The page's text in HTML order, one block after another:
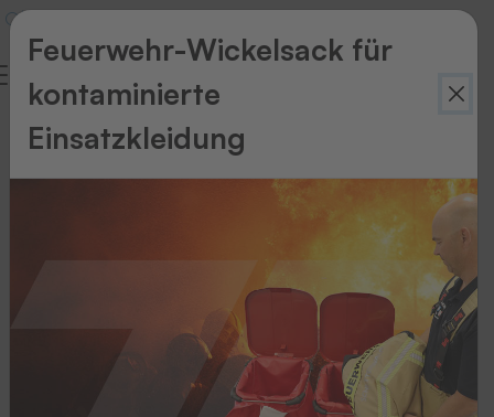
Verschiedene
Möglichkeiten
Feuerwehr-Wickelsack für
kontaminierte
Einsatzkleidung